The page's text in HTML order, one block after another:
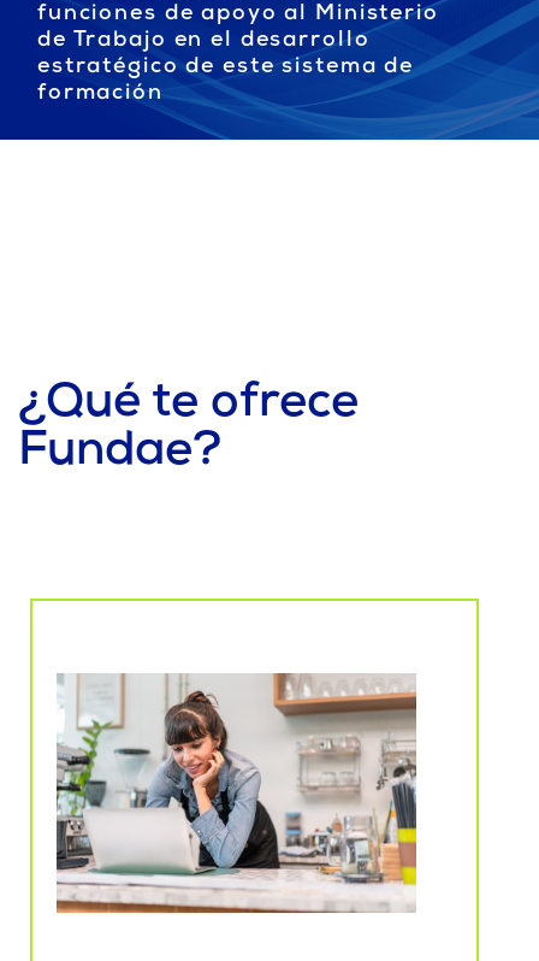
funciones de apoyo al Ministerio
de Trabajo en el desarrollo
estratégico de este sistema de
formación
¿Qué te ofrece
Fundae?